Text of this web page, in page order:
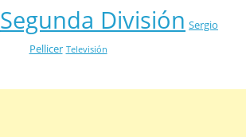
Segunda División Sergio
Pellicer Televisión